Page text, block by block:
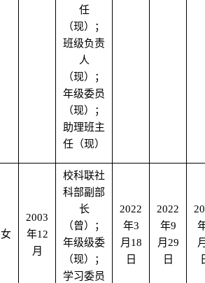
任
（现）；
班级负责
人
（现）；
年级委员
（现）；
助理班主
任（现）
女
2003
年12
月
校科联社
科部副部
长
（曾）；
年级级委
（现）；
学习委员
2022
年3
月 18
日
2022
年9
月 29
日